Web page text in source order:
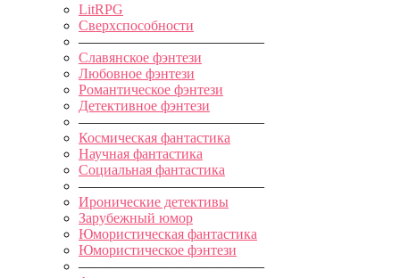
LitRPG
Сверхспособности
—————————————
Славянское фэнтези
Любовное фэнтези
Романтическое фэнтези
Детективное фэнтези
—————————————
Космическая фантастика
Научная фантастика
Социальная фантастика
—————————————
Иронические детективы
Зарубежный юмор
Юмористическая фантастика
Юмористическое фэнтези
—————————————